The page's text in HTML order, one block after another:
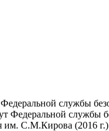
службы
службы
им. С.М.Кирова (2016 г.)